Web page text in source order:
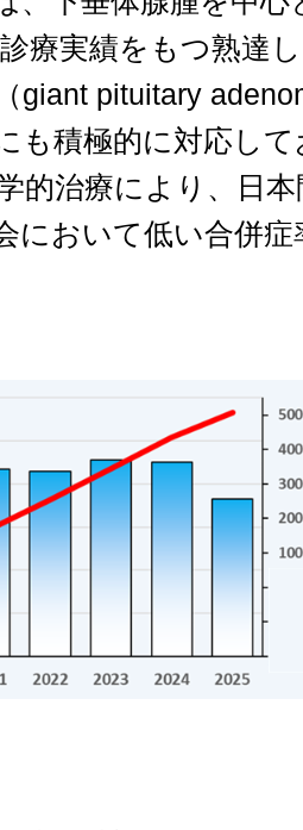
療実績をもつ熟達
giant pituitary
も積極的に対応し
的治療により、日
において低い合併